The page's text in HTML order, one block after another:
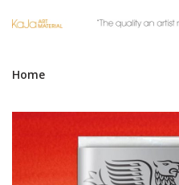
Home